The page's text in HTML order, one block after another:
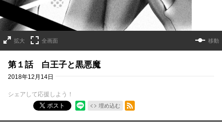
拡大 全画面 移動
第１話 白王子と黒悪魔
2018年12月14日
シェアして応援しよう！
ポスト
埋め込む
RSSフィード